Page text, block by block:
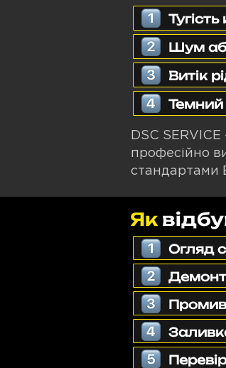
Шум
Витік
Темний
DSC
професійно
стандартами
Як
Огляд